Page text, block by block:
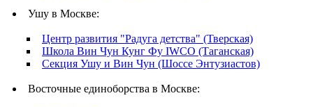
Ушу в Москве:
Центр развития "Радуга детства" (Тверская)
Школа Вин Чун Кунг Фу IWCO (Таганская)
Секция Ушу и Вин Чун (Шоссе Энтузиастов)
Восточные единоборства в Москве: